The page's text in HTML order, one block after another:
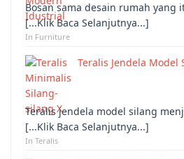
Bosan sama desain rumah yang
[...Klik Baca Selanjutnya...]
In Furniture
Teralis Jendela
Teralis jendela model silang
[...Klik Baca Selanjutnya...]
In Teralis